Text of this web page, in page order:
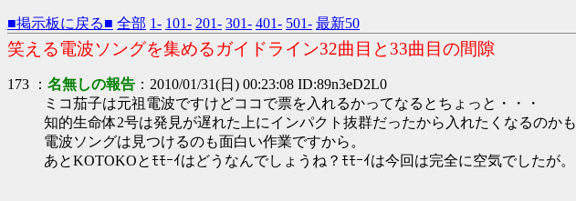
■掲示板に戻る■ 全部 1- 101- 201- 301- 401- 501- 最新50
笑える電波ソングを集めるガイドライン32曲目と33曲目の間隙
173 ： 名無しの報告 ：2010/01/31(日) 00:23:08 ID:89n3eD2L0
ミコ茄子は元祖電波ですけどココで票を入れるかってなるとちょっと・・・
知的生命体2号は発見が遅れた上にインパクト抜群だったから入れたくなるのかも
電波ソングは見つけるのも面白い作業ですから。
あとKOTOKOとﾓﾓｰｲはどうなんでしょうね？ﾓﾓｰｲは今回は完全に空気でしたが。